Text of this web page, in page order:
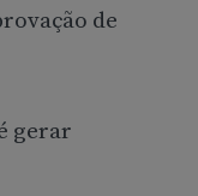
de
gerar